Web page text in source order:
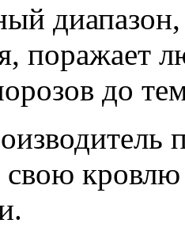
поражает
до